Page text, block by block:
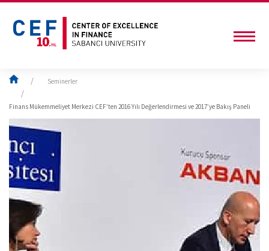
Seminerler
Finans Mükemmeliyet Merkezi CEF’ten 2016 Yılı Değerlendirmesi ve 2017’ye Bakış Paneli